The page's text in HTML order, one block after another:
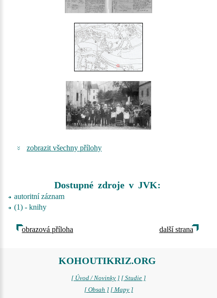
zobrazit všechny přílohy
Dostupné zdroje v JVK:
autoritní záznam
(1) - knihy
obrazová příloha další strana
KOHOUTIKRIZ.ORG
[ Úvod / Novinky ] [ Studie ]
[ Obsah ] [ Mapy ]